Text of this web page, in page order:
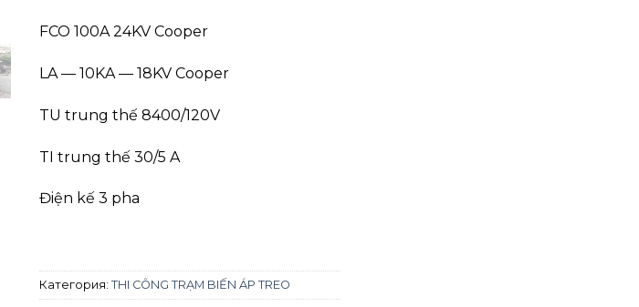
FCO 100A 24KV Cooper
LA — 10KA — 18KV Cooper
TU trung thế 8400/120V
TI trung thế 30/5 A
Điện kế 3 pha
Категория: THI CÔNG TRẠM BIẾN ÁP TREO